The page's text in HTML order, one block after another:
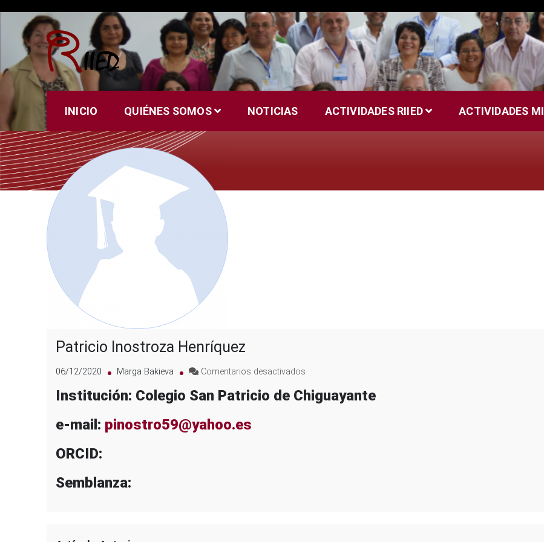
contenido
Riied
INICIO QUIÉNES SOMOS NOTICIAS ACTIVIDADES RIIED ACTIVIDADES
Patricio Inostroza Henríquez
06/12/2020 Marga Bakieva Comentarios desactivados
Inostroza
Institución: Colegio San Patricio de Chiguayante
e-mail: pinostro59@yahoo.es
ORCID:
Semblanza: